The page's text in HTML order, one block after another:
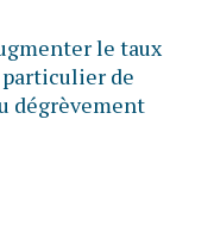
le taux
de
dégrèvement